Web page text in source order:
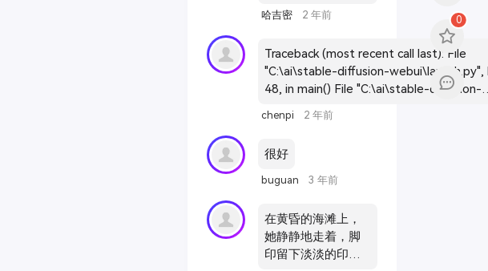
哈吉密 2 年前
Traceback (most recent call last): File
"C:\ai\stable-diffusion-webui\launch.py",
48, in main() File "C:\ai\stable-diffusion-
webui\launch.py", line 39, in main
prepare_environment() File "C:\ai\stable-
411, in prepare_environment
git_clone(assets_repo, repo_dir('stable-
assets_commit_hash) File "C:\ai\stable-
diffusion-
192, in git_clone run(f'"{git}" clone --config
chenpi 2 年前
很好
buguan 3 年前
在黄昏的海滩上，
她静静地走着，脚
印留下淡淡的印
0